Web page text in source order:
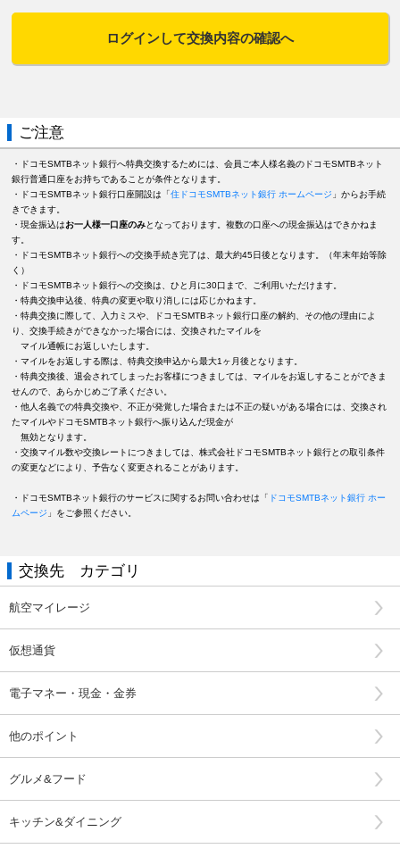
ログインして交換内容の確認へ
ご注意
・ドコモSMTBネット銀行へ特典交換するためには、会員ご本人様名義のドコモSMTBネット
銀行普通口座をお持ちであることが条件となります。
・ドコモSMTBネット銀行口座開設は「住ドコモSMTBネット銀行 ホームページ 」からお手続
きできます。
・現金振込はお一人様一口座のみとなっております。複数の口座への現金振込はできかねま
す。
・ドコモSMTBネット銀行への交換手続き完了は、最大約45日後となります。（年末年始等除
く）
・ドコモSMTBネット銀行への交換は、ひと月に30口まで、ご利用いただけます。
・特典交換申込後、特典の変更や取り消しには応じかねます。
・特典交換に際して、入力ミスや、ドコモSMTBネット銀行口座の解約、その他の理由によ
り、交換手続きができなかった場合には、交換されたマイルを
マイル通帳にお返しいたします。
・マイルをお返しする際は、特典交換申込から最大1ヶ月後となります。
・特典交換後、退会されてしまったお客様につきましては、マイルをお返しすることができま
せんので、あらかじめご了承ください。
・他人名義での特典交換や、不正が発覚した場合または不正の疑いがある場合には、交換され
たマイルやドコモSMTBネット銀行へ振り込んだ現金が
無効となります。
・交換マイル数や交換レートにつきましては、株式会社ドコモSMTBネット銀行との取引条件
の変更などにより、予告なく変更されることがあります。
・ドコモSMTBネット銀行のサービスに関するお問い合わせは「
ドコモSMTBネット銀行 ホー
ムページ 」をご参照ください。
交換先 カテゴリ
航空マイレージ
仮想通貨
電子マネー・現金・金券
他のポイント
グルメ&フード
キッチン&ダイニング